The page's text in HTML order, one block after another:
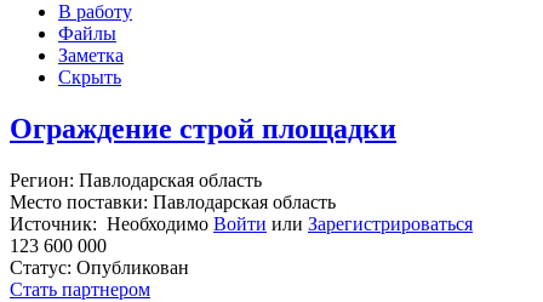
В работу
Файлы
Заметка
Скрыть
Ограждение строй площадки
Регион: Павлодарская область
Место поставки: Павлодарская область
Источник: Необходимо Войти или Зарегистрироваться
123 600 000
Статус: Опубликован
Стать партнером